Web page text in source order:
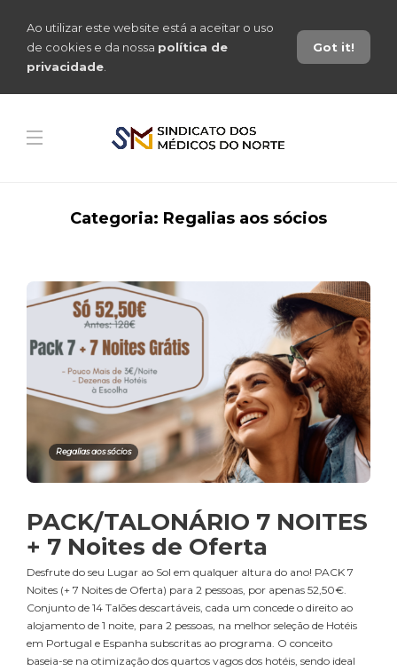
Ao utilizar este website está a aceitar o uso
de cookies e da nossa política de
privacidade
Got it!
Categoria: Regalias aos sócios
Regalias aos sócios
PACK/TALONÁRIO 7 NOITES
+ 7 Noites de Oferta
Desfrute do seu Lugar ao Sol em qualquer altura do ano! PACK 7
Noites (+ 7 Noites de Oferta) para 2 pessoas, por apenas 52,50€.
Conjunto de 14 Talões descartáveis, cada um concede o direito ao
alojamento de 1 noite, para 2 pessoas, na melhor seleção de Hotéis
em Portugal e Espanha subscritas ao programa. O conceito
baseia-se na otimização dos quartos vagos dos hotéis, sendo ideal